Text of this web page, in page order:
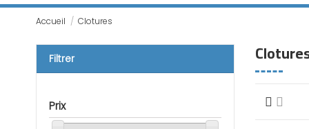
Accueil Clotures
Filtrer
Prix